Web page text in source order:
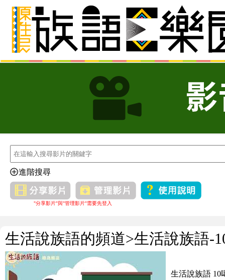
進階搜尋
"分享影片"與"管理影片"需要先登入
生活說族語的頻道>生活說族語-
生活說族語 10